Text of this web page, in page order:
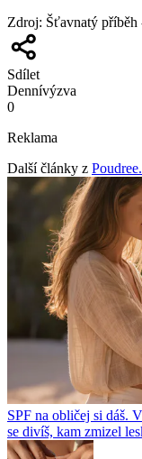
Zdroj: Šťavnatý příběh
Sdílet
Dennívýzva
0
Reklama
Další články z
SPF na obličej si dáš.
se divíš, kam zmizel